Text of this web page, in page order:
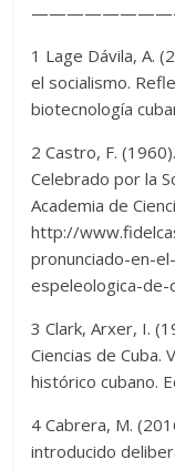
1 Lage Dávila, A.
el socialismo.
biotecnología
2 Castro, F.
Celebrado por la
Academia de
http://
pronunciado-en-
espeleologica-de-
3 Clark, Arxer, I.
Ciencias de Cuba.
histórico cubano.
4 Cabrera, M.
introducido